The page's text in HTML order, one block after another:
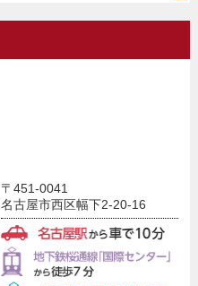
〒451-0041
名古屋市西区幅下2-20-16